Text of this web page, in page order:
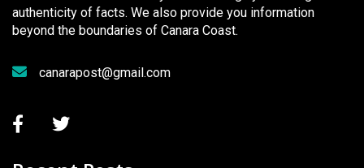
authenticity of facts. We also provide you information
beyond the boundaries of Canara Coast.
canarapost@gmail.com